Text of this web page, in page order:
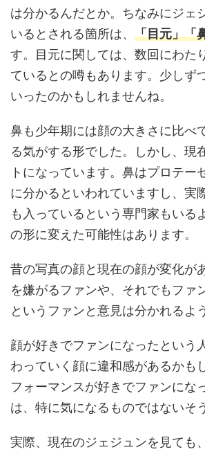
は分かるんだとか。ちなみにジェ
いるとされる箇所は、 「目元」「
す。目元に関しては、数回にわた
ているとの噂もあります。少しず
いったのかもしれませんね。
鼻も少年期には顔の大きさに比べ
る気がする形でした。しかし、現
トになっています。鼻はプロテー
に分かるといわれていますし、実
も入っているという専門家もいる
の形に変えた可能性はあります。
昔の写真の顔と現在の顔が変化が
を嫌がるファンや、それでもファ
というファンと意見は分かれるよ
顔が好きでファンになったという
わっていく顔に違和感があるかも
フォーマンスが好きでファンにな
は、特に気になるものではないそ
実際、現在のジェジュンを見ても